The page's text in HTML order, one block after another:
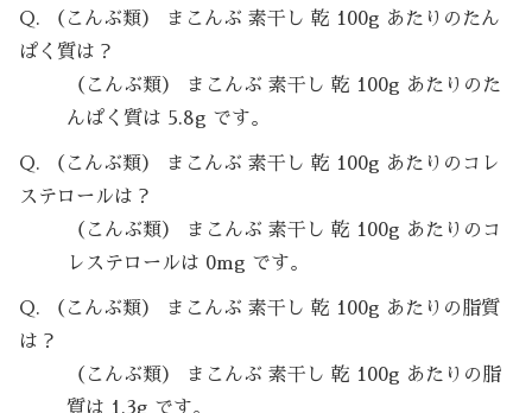
Q. （こんぶ類） まこんぶ 素干し 乾 100g あたりのたん
ぱく質は？
（こんぶ類） まこんぶ 素干し 乾 100g あたりのた
んぱく質は 5.8g です。
Q. （こんぶ類） まこんぶ 素干し 乾 100g あたりのコレ
ステロールは？
（こんぶ類） まこんぶ 素干し 乾 100g あたりのコ
レステロールは 0mg です。
Q. （こんぶ類） まこんぶ 素干し 乾 100g あたりの脂質
は？
（こんぶ類） まこんぶ 素干し 乾 100g あたりの脂
質は 1.3g です。